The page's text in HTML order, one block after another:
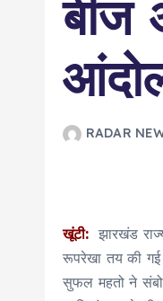
बीज
RADAR
खूंटी: झारखंड
रूपरेखा तय की
सुफल महतो ने